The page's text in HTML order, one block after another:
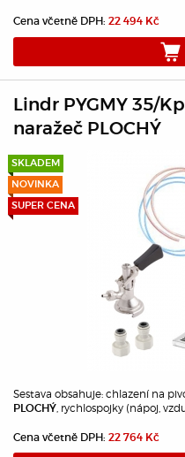
Cena včetně DPH: 22 494 Kč
Lindr PYGMY 35/
naražeč PLOCHÝ
SKLADEM
NOVINKA
SUPER CENA
Sestava obsahuje: chlazení na
PLOCHÝ , rychlospojky (nápoj,
Cena včetně DPH: 22 764 Kč